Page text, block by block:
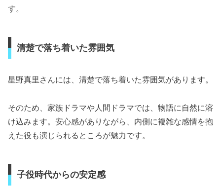
す。
清楚で落ち着いた雰囲気
星野真里さんには、清楚で落ち着いた雰囲気があります。
そのため、家族ドラマや人間ドラマでは、物語に自然に溶
け込みます。安心感がありながら、内側に複雑な感情を抱
えた役も演じられるところが魅力です。
子役時代からの安定感